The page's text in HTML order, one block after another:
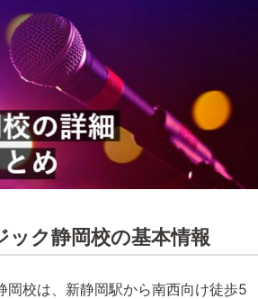
ック静岡校の基本情報
岡校は、新静岡駅から南西向け徒歩5